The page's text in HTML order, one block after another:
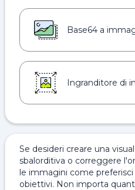
Base64 a
Ingranditore di
Se desideri creare una
sbalorditiva o correggere
le immagini come
obiettivi. Non importa